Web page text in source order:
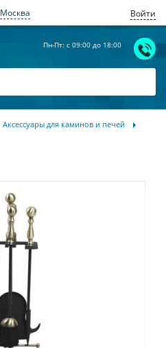
Москва Войти
Пн-Пт: с 09:00 до 18:00
Аксессуары для каминов и печей